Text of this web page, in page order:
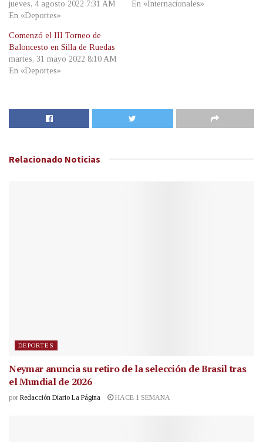
jueves, 4 agosto 2022 7:31 AM
En «Deportes»
En «Internacionales»
Comenzó el III Torneo de
Baloncesto en Silla de Ruedas
martes, 31 mayo 2022 8:10 AM
En «Deportes»
Relacionado Noticias
DEPORTES
Neymar anuncia su retiro de la selección de Brasil tras
el Mundial de 2026
por Redacción Diario La Página HACE 1 SEMANA